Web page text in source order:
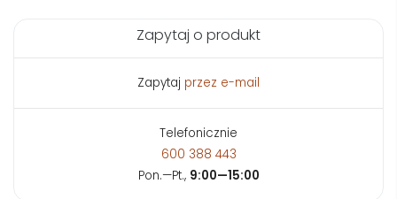
Zapytaj o produkt
Zapytaj przez e-mail
Telefonicznie
600 388 443
Pon.—Pt., 9:00—15:00